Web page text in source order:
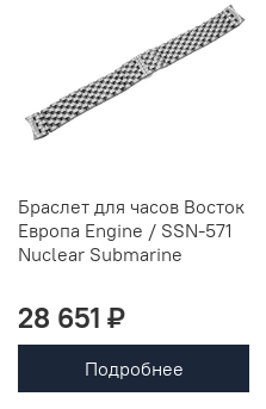
Браслет для часов Восток
Европа Engine / SSN-571
Nuclear Submarine
28 651 ₽
Подробнее